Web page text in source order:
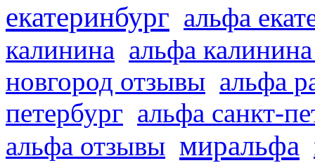
екатеринбург альфа
калинина альфа
новгород отзывы альфа
петербург альфа санкт-
альфа отзывы миральфа